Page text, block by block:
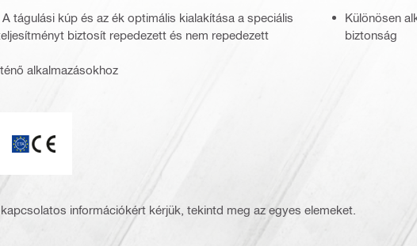
tágulási kúp és az ék optimális kialakítása a speciális
biztosít repedezett és nem repedezett
alkalmazásokhoz
és környezetvédelmi tervezésben
Különösen
biztonság
információkért kérjük, tekintd meg az egyes elemeket.